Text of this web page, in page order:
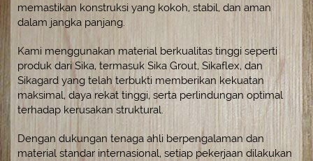
memastikan konstruksi yang kokoh, stabil, dan aman
dalam jangka panjang.
Kami menggunakan material berkualitas tinggi seperti
produk dariSika, termasuk Sika Grout, Sikaflex, dan
Sikagard yang telah terbukti memberikan kekuatan
maksimal, daya rekat tinggi, serta perlindungan optimal
terhadap kerusakan struktural.
Dengan dukungan tenaga ahli berpengalaman dan
material standar internasional, setiap pekerjaan dilakukan